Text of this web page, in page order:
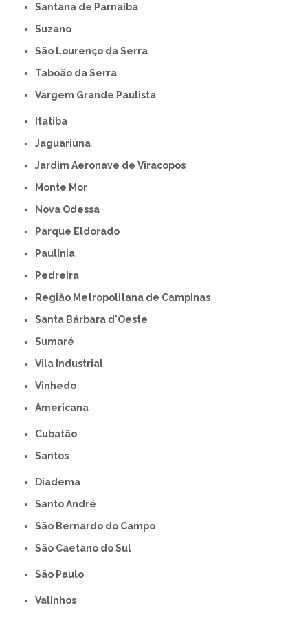
Santana de Parnaíba
Suzano
São Lourenço da Serra
Taboão da Serra
Vargem Grande Paulista
Itatiba
Jaguariúna
Jardim Aeronave de Viracopos
Monte Mor
Nova Odessa
Parque Eldorado
Paulínia
Pedreira
Região Metropolitana de Campinas
Santa Bárbara d'Oeste
Sumaré
Vila Industrial
Vinhedo
americana
Cubatão
Santos
Diadema
Santo André
São Bernardo do Campo
São Caetano do Sul
São Paulo
Valinhos